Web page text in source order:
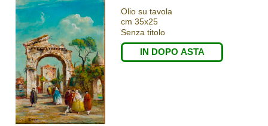
Olio su tavola
cm 35x25
Senza titolo
IN DOPO ASTA